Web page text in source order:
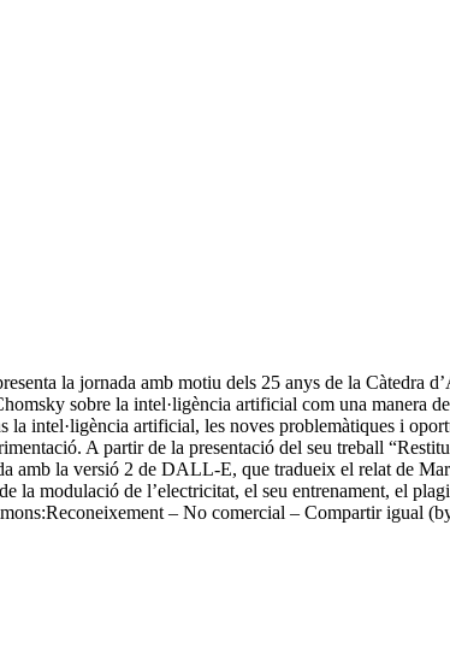
la jornada amb motiu dels 25 anys de la Càtedra
sobre la intel·ligència artificial com una manera
intel·ligència artificial, les noves problemàtiques i
A partir de la presentació del seu treball
amb la versió 2 de DALL-E, que tradueix el relat de
la modulació de l’electricitat, el seu entrenament, el
Reconeixement – No comercial – Compartir igual